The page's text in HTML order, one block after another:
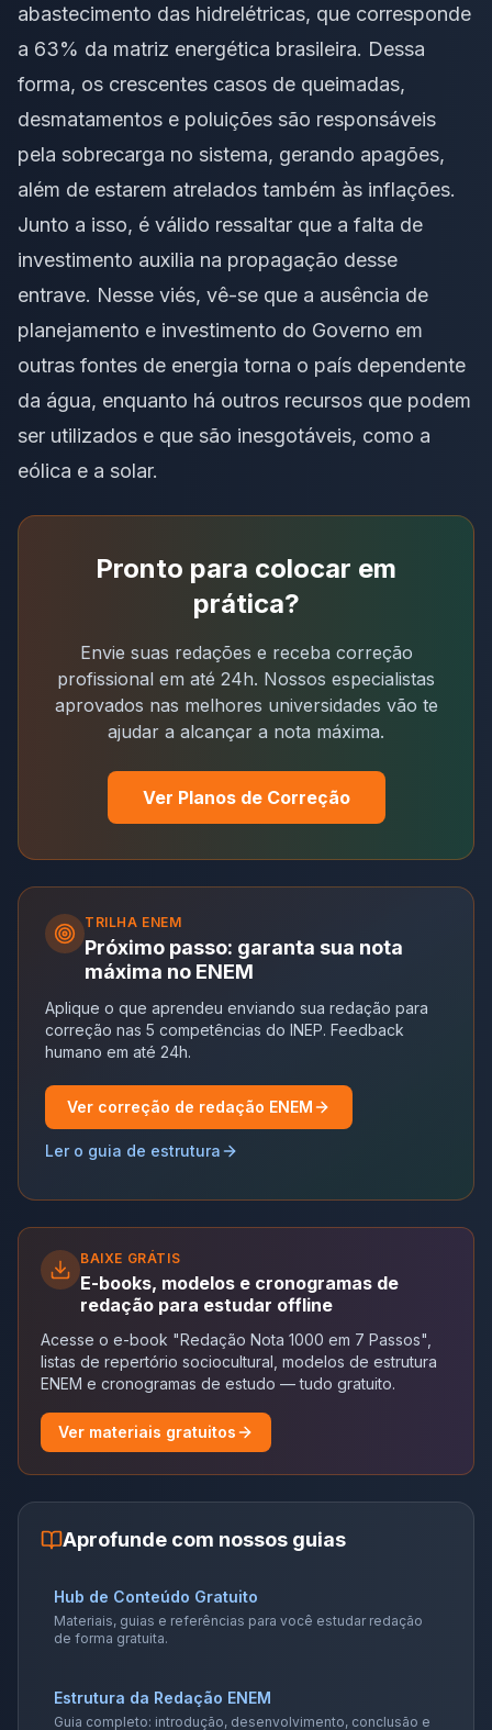
abastecimento das hidrelétricas, que corresponde
a 63% da matriz energética brasileira. Dessa
forma, os crescentes casos de queimadas,
desmatamentos e poluições são responsáveis
pela sobrecarga no sistema, gerando apagões,
além de estarem atrelados também às inflações.
Junto a isso, é válido ressaltar que a falta de
investimento auxilia na propagação desse
entrave. Nesse viés, vê-se que a ausência de
planejamento e investimento do Governo em
outras fontes de energia torna o país dependente
da água, enquanto há outros recursos que podem
ser utilizados e que são inesgotáveis, como a
eólica e a solar.
Pronto para colocar em
prática?
Envie suas redações e receba correção
profissional em até 24h. Nossos especialistas
aprovados nas melhores universidades vão te
ajudar a alcançar a nota máxima.
Ver Planos de Correção
TRILHA ENEM
Próximo passo: garanta sua nota
máxima no ENEM
Aplique o que aprendeu enviando sua redação para
correção nas 5 competências do INEP. Feedback
humano em até 24h.
Ver correção de redação ENEM
Ler o guia de estrutura
BAIXE GRÁTIS
E-books, modelos e cronogramas de
redação para estudar offline
Acesse o e-book "Redação Nota 1000 em 7 Passos",
listas de repertório sociocultural, modelos de estrutura
ENEM e cronogramas de estudo — tudo gratuito.
Ver materiais gratuitos
Aprofunde com nossos guias
Hub de Conteúdo Gratuito
Materiais, guias e referências para você estudar redação
de forma gratuita.
Estrutura da Redação ENEM
Guia completo: introdução, desenvolvimento, conclusão e